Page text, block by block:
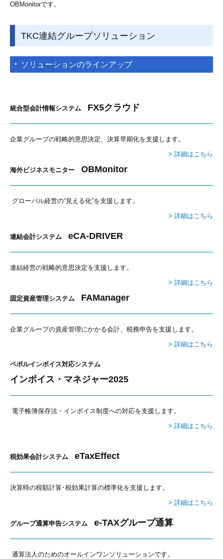
OBMonitorです。
TKC連結グループソリューション
ソリューションのラインアップ
統合型会計情報システム FX5クラウド
企業グループの戦略的意思決定、決算早期化を支援します。
> 詳細はこちら
海外ビジネスモニター OBMonitor
グローバル経営の“見える化”を支援します。
> 詳細はこちら
連結会計システム eCA-DRIVER
連結経営の戦略的意思決定を支援します。
> 詳細はこちら
固定資産管理システム FAManager
企業グループの資産管理にかかる会計、税務申告を支援します。
> 詳細はこちら
ペポルインボイス対応システム
インボイス・マネジャー2025
電子帳簿保存法・インボイス制度への対応を支援します。
> 詳細はこちら
税効果会計システム eTaxEffect
決算時の税額計算･税効果計算の標準化を支援します。
> 詳細はこちら
グループ通算申告システム e-TAXグループ通算
通算法人のためのオールインワンソリューションです。